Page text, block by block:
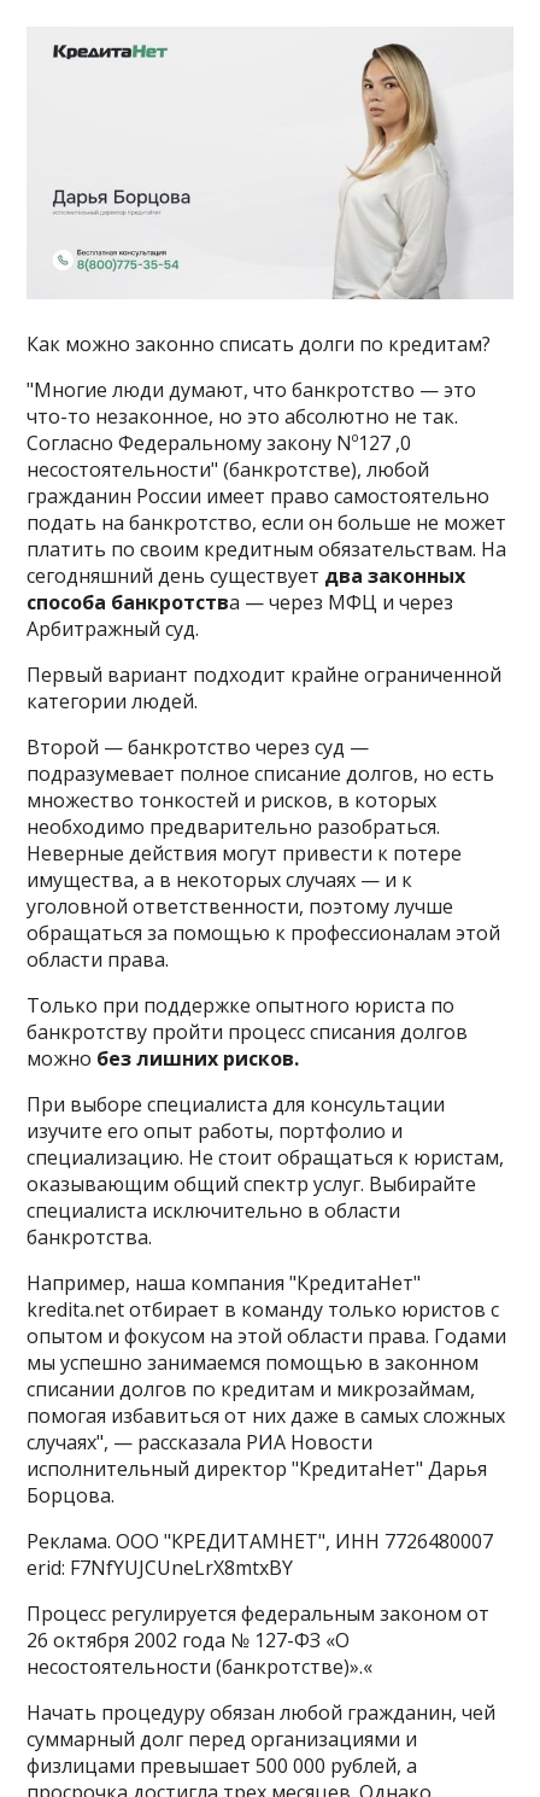
Как можно законно списать долги по кредитам?
"Многие люди думают, что банкротство — это
что-то незаконное, но это абсолютно не так.
Согласно Федеральному закону Nº127 ,0
несостоятельности" (банкротстве), любой
гражданин России имеет право самостоятельно
подать на банкротство, если он больше не может
платить по своим кредитным обязательствам. На
сегодняшний день существует два законных
способа банкротства — через МФЦ и через
Арбитражный суд.
Первый вариант подходит крайне ограниченной
категории людей.
Второй — банкротство через суд —
подразумевает полное списание долгов, но есть
множество тонкостей и рисков, в которых
необходимо предварительно разобраться.
Неверные действия могут привести к потере
имущества, а в некоторых случаях — и к
уголовной ответственности, поэтому лучше
обращаться за помощью к профессионалам этой
области права.
Только при поддержке опытного юриста по
банкротству пройти процесс списания долгов
можно без лишних рисков.
При выборе специалиста для консультации
изучите его опыт работы, портфолио и
специализацию. Не стоит обращаться к юристам,
оказывающим общий спектр услуг. Выбирайте
специалиста исключительно в области
банкротства.
Например, наша компания "КредитаНет"
kredita.net отбирает в команду только юристов с
опытом и фокусом на этой области права. Годами
мы успешно занимаемся помощью в законном
списании долгов по кредитам и микрозаймам,
помогая избавиться от них даже в самых сложных
случаях", — рассказала РИА Новости
исполнительный директор "КредитаНет" Дарья
Борцова.
Реклама. ООО "КРЕДИТАМНЕТ", ИНН 7726480007
erid: F7NfYUJCUneLrX8mtxBY
Процесс регулируется федеральным законом от
26 октября 2002 года № 127-ФЗ «О
несостоятельности (банкротстве)».«
Начать процедуру обязан любой гражданин, чей
суммарный долг перед организациями и
физлицами превышает 500 000 рублей, а